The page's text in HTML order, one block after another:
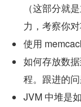
（这部分就
力，考察你
使用
如何存放数
程。跟进的
JVM 中堆是